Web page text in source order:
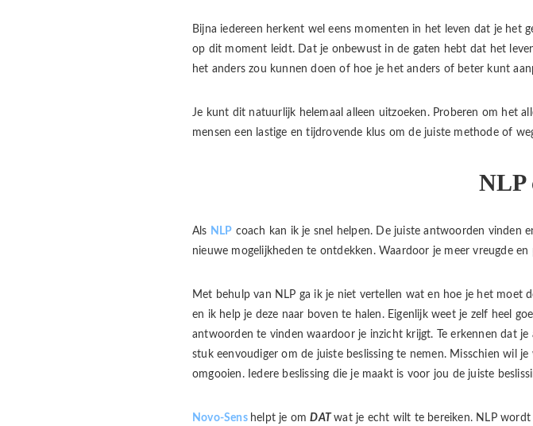
Bijna iedereen herkent wel eens momenten in het leven dat je het
op dit moment leidt. Dat je onbewust in de gaten hebt dat het
het anders zou kunnen doen of hoe je het anders of beter kunt
Je kunt dit natuurlijk helemaal alleen uitzoeken. Proberen om het
mensen een lastige en tijdrovende klus om de juiste methode of
NLP
Als NLP coach kan ik je snel helpen. De juiste antwoorden vinden
nieuwe mogelijkheden te ontdekken. Waardoor je meer vreugde en
Met behulp van NLP ga ik je niet vertellen wat en hoe je het moet
en ik help je deze naar boven te halen. Eigenlijk weet je zelf heel
antwoorden te vinden waardoor je inzicht krijgt. Te erkennen dat je
stuk eenvoudiger om de juiste beslissing te nemen. Misschien wil
omgooien. Iedere beslissing die je maakt is voor jou de juiste
Novo-Sens helpt je omDATwat je echt wilt te bereiken. NLP